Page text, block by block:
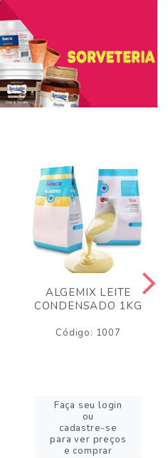
ALGEMIX LEITE
CONDENSADO 1KG
Código: 1007
Faça seu login
ou
cadastre-se
para ver preços
e comprar